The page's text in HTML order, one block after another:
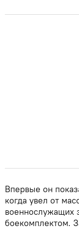
Впервые он
когда увел от
боекомплектом.